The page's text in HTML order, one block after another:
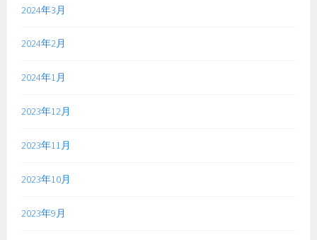
2024年3月
2024年2月
2024年1月
2023年12月
2023年11月
2023年10月
2023年9月